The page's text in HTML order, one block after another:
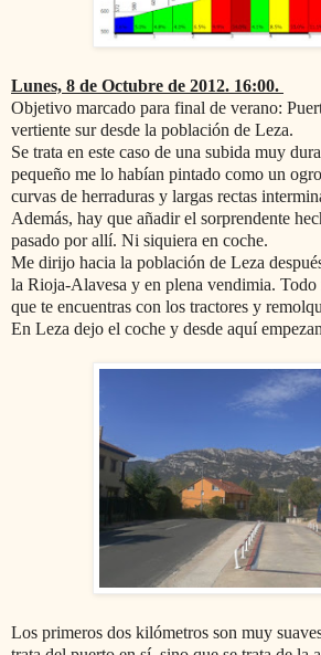
Lunes, 8 de Octubre de 2012. 16:00.
Objetivo marcado para final de verano:
vertiente sur desde la población de Leza.
Se trata en este caso de una subida muy
pequeño me lo habían pintado como un
curvas de herraduras y largas rectas
Además, hay que añadir el sorprendente
pasado por allí. Ni siquiera en coche.
Me dirijo hacia la población de Leza
la Rioja-Alavesa y en plena vendimia. Todo
que te encuentras con los tractores y
En Leza dejo el coche y desde aquí
Los primeros dos kilómetros son muy